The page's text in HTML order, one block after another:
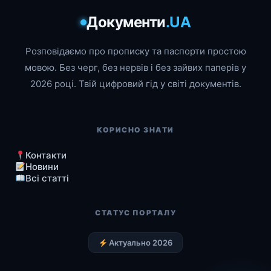
Документи.UA
Розповідаємо про прописку та паспорти простою
мовою. Без черг, без нервів і без зайвих паперів у
2026 році. Твій цифровий гід у світі документів.
КОРИСНО ЗНАТИ
Контакти
Новини
Всі статті
СТАТУС ПОРТАЛУ
Актуально 2026